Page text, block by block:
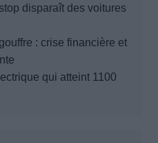
disparaît des voitures
: crise financière et
qui atteint 1100